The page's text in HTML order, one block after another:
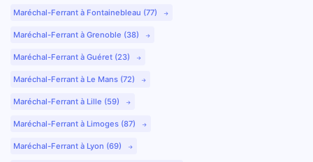
Maréchal-Ferrant à Fontainebleau (77)
Maréchal-Ferrant à Grenoble (38)
Maréchal-Ferrant à Guéret (23)
Maréchal-Ferrant à Le Mans (72)
Maréchal-Ferrant à Lille (59)
Maréchal-Ferrant à Limoges (87)
Maréchal-Ferrant à Lyon (69)